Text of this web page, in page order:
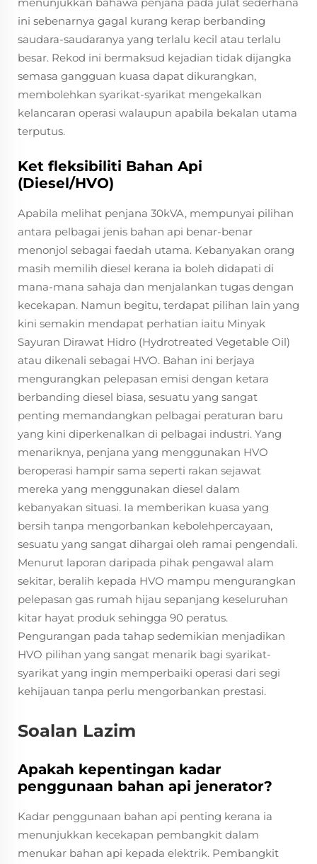
ini sebenarnya gagal kurang kerap berbanding
saudara-saudaranya yang terlalu kecil atau terlalu
besar. Rekod ini bermaksud kejadian tidak dijangka
semasa gangguan kuasa dapat dikurangkan,
membolehkan syarikat-syarikat mengekalkan
kelancaran operasi walaupun apabila bekalan utama
terputus.
Ket fleksibiliti Bahan Api
(Diesel/HVO)
Apabila melihat penjana 30kVA, mempunyai pilihan
antara pelbagai jenis bahan api benar-benar
menonjol sebagai faedah utama. Kebanyakan orang
masih memilih diesel kerana ia boleh didapati di
mana-mana sahaja dan menjalankan tugas dengan
kecekapan. Namun begitu, terdapat pilihan lain yang
kini semakin mendapat perhatian iaitu Minyak
Sayuran Dirawat Hidro (Hydrotreated Vegetable Oil)
atau dikenali sebagai HVO. Bahan ini berjaya
mengurangkan pelepasan emisi dengan ketara
berbanding diesel biasa, sesuatu yang sangat
penting memandangkan pelbagai peraturan baru
yang kini diperkenalkan di pelbagai industri. Yang
menariknya, penjana yang menggunakan HVO
beroperasi hampir sama seperti rakan sejawat
mereka yang menggunakan diesel dalam
kebanyakan situasi. Ia memberikan kuasa yang
bersih tanpa mengorbankan kebolehpercayaan,
sesuatu yang sangat dihargai oleh ramai pengendali.
Menurut laporan daripada pihak pengawal alam
sekitar, beralih kepada HVO mampu mengurangkan
pelepasan gas rumah hijau sepanjang keseluruhan
kitar hayat produk sehingga 90 peratus.
Pengurangan pada tahap sedemikian menjadikan
HVO pilihan yang sangat menarik bagi syarikat-
syarikat yang ingin memperbaiki operasi dari segi
kehijauan tanpa perlu mengorbankan prestasi.
Soalan Lazim
Apakah kepentingan kadar
penggunaan bahan api jenerator?
Kadar penggunaan bahan api penting kerana ia
menunjukkan kecekapan pembangkit dalam
menukar bahan api kepada elektrik. Pembangkit